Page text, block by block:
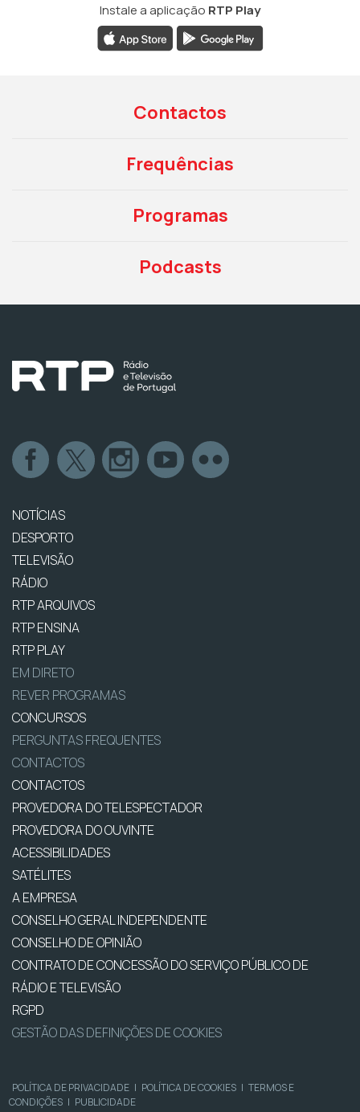
Instale a aplicação RTP Play
Contactos
Frequências
Programas
Podcasts
NOTÍCIAS
DESPORTO
TELEVISÃO
RÁDIO
RTP ARQUIVOS
RTP ENSINA
RTP PLAY
EM DIRETO
REVER PROGRAMAS
CONCURSOS
PERGUNTAS FREQUENTES
CONTACTOS
CONTACTOS
PROVEDORA DO TELESPECTADOR
PROVEDORA DO OUVINTE
ACESSIBILIDADES
SATÉLITES
A EMPRESA
CONSELHO GERAL INDEPENDENTE
CONSELHO DE OPINIÃO
CONTRATO DE CONCESSÃO DO SERVIÇO PÚBLICO DE
RÁDIO E TELEVISÃO
RGPD
GESTÃO DAS DEFINIÇÕES DE COOKIES
POLÍTICA DE PRIVACIDADE | POLÍTICA DE COOKIES | TERMOS E
CONDIÇÕES | PUBLICIDADE